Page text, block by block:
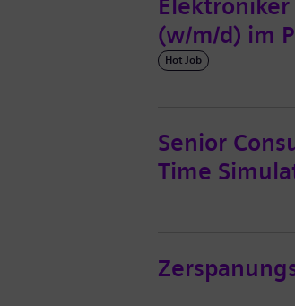
(w/m/d) im
Hot Job
Senior
Time